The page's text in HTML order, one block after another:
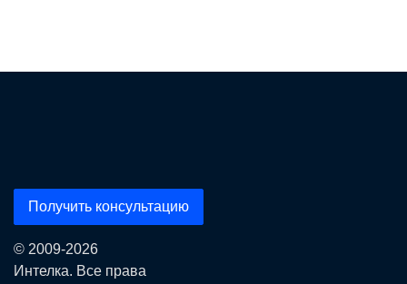
Получить консультацию
© 2009-2026
Интелка. Все права